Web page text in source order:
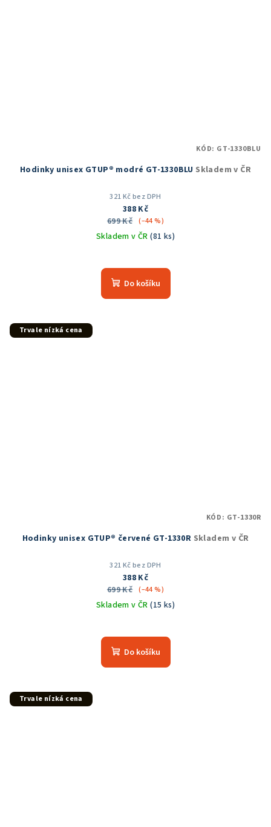
Hodinky unisex GTUP® modré GT-1330BLU Skladem v ČR
321 Kč bez DPH
388 Kč
699 Kč (–44 %)
Skladem v ČR(81 ks)
hodnocení
produktu
Do košíku
KÓD: GT-1330BLU
Trvale nízká cena
Hodinky unisex GTUP® červené GT-1330R Skladem v ČR
321 Kč bez DPH
388 Kč
699 Kč (–44 %)
Skladem v ČR(15 ks)
Do košíku
KÓD: GT-1330R
Trvale nízká cena